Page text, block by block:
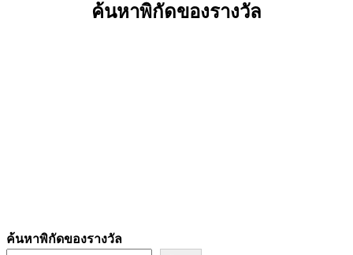
ค้นหาพิกัดของรางวัล
ค้นหาพิกัดของรางวัล